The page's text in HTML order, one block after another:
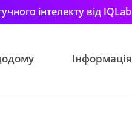
інтелекту від IQLab
Інформація